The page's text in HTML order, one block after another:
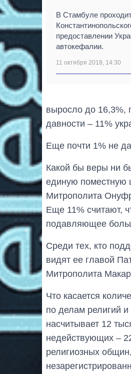
В Стамбуле
предоставлении
автокефалии.
11 октября 2018, 14:30
выросло до 16,3%,
давности – 11%
Еще почти 1% не
Какой бы веры ни
единую поместную
Митрополита
Еще 11% считают,
подавляющее
Среди тех, кто
видят ее главой
Митрополита
Что касается
по делам религий
насчитывает 12
недействующих –
религиозных